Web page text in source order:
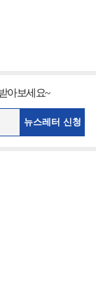
아보세요~
뉴스레터 신청